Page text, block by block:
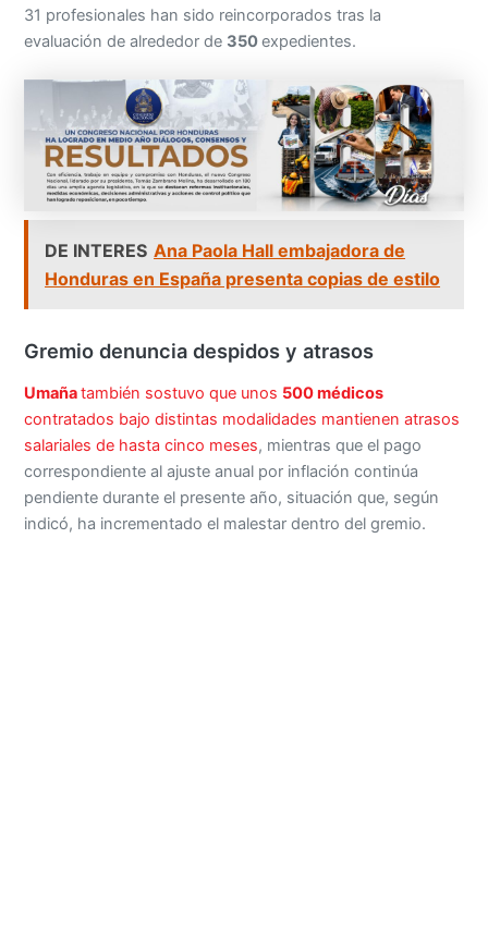
31 profesionales han sido reincorporados tras la
evaluación de alrededor de 350expedientes.
DE INTERES Ana Paola Hall embajadora de
Honduras en España presenta copias de estilo
Gremio denuncia despidos y atrasos
Umañatambién sostuvo que unos 500 médicos
contratados bajo distintas modalidades mantienen atrasos
salariales de hasta cinco meses, mientras que el pago
correspondiente al ajuste anual por inflación continúa
pendiente durante el presente año, situación que, según
indicó, ha incrementado el malestar dentro del gremio.